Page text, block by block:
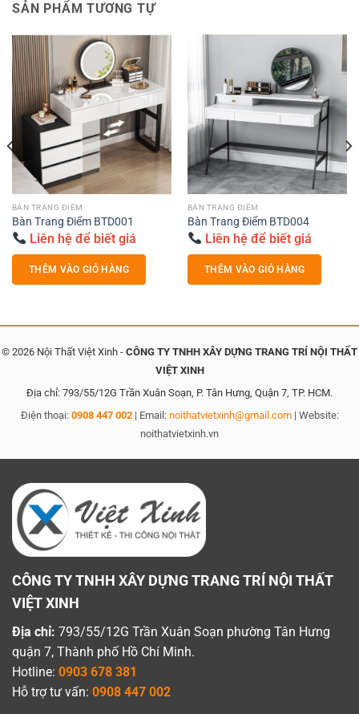
SẢN PHẨM TƯƠNG TỰ
BÀN TRANG ĐIỂM
Bàn Trang Điểm BTD001
Liên hệ để biết giá
THÊM VÀO GIỎ HÀNG
BÀN TRANG ĐIỂM
Bàn Trang Điểm BTD004
Liên hệ để biết giá
THÊM VÀO GIỎ HÀNG
© 2026 Nội Thất Việt Xinh - CÔNG TY TNHH XÂY DỰNG TRANG TRÍ NỘI THẤT
VIỆT XINH
Địa chỉ: 793/55/12G Trần Xuân Soạn, P. Tân Hưng, Quận 7, TP. HCM.
Điện thoại: 0908 447 002| Email: noithatvietxinh@gmail.com| Website:
noithatvietxinh.vn
CÔNG TY TNHH XÂY DỰNG TRANG TRÍ NỘI THẤT
VIỆT XINH
Địa chỉ: 793/55/12G Trần Xuân Soạn phường Tân Hưng
quận 7, Thành phố Hồ Chí Minh.
Hotline: 0903 678 381
Hỗ trợ tư vấn: 0908 447 002